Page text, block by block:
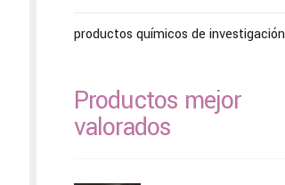
productos químicos de investigación
Productos mejor
valorados